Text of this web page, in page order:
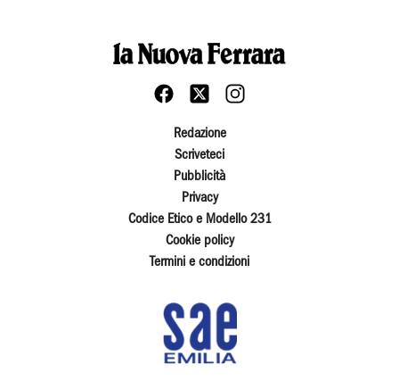
Redazione
Scriveteci
Pubblicità
Privacy
Codice Etico e Modello 231
Cookie policy
Termini e condizioni